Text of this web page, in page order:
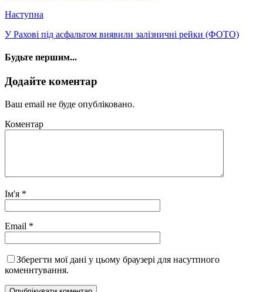
Наступна
У Рахові під асфальтом виявили залізничні рейки (ФОТО)
Будьте першим...
Додайте коментар
Ваш email не буде опубліковано.
Коментар
Ім'я *
Email *
Зберегти мої дані у цьому браузері для насутпного
коменнтування.